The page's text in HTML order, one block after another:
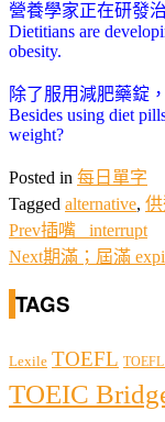
營養學家正在研發
Dietitians are
obesity.
除了服用減肥藥錠
Besides using diet
weight?
Posted in 每日單字
Tagged alternative,
Prev插嘴 interrupt
Next期滿；屆滿
TAGS
Lexile TOEFL
TOEIC